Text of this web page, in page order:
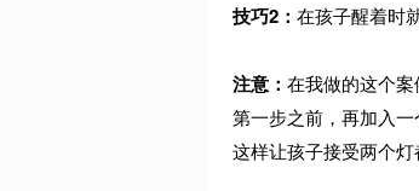
技巧2： 在孩子醒着时
注意： 在我做的这个
第一步之前，再加入
这样让孩子接受两个